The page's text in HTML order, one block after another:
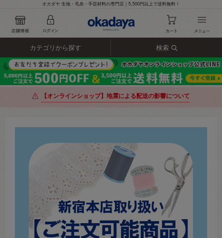
オカダヤ 生地・毛糸・手芸材料の専門店｜5,500円以上で送料無料！
カテゴリから探す 検索
【オンラインショップ】地震による配送の影響について